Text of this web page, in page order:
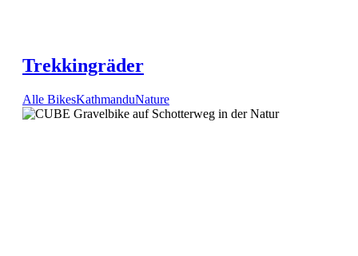
Trekkingräder
Alle BikesKathmanduNature